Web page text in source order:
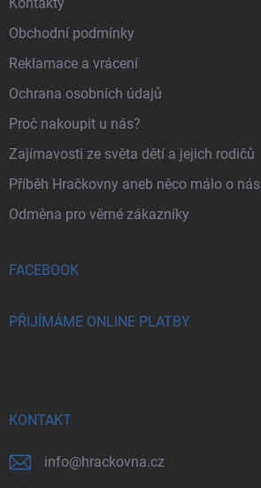
Kontakty
Obchodní podmínky
Reklamace a vrácení
Ochrana osobních údajů
Proč nakoupit u nás?
Zajímavosti ze světa dětí a jejich rodičů
Příběh Hračkovny aneb něco málo o nás
Odměna pro věrné zákazníky
FACEBOOK
PŘIJÍMÁME ONLINE PLATBY
KONTAKT
info@hrackovna.cz